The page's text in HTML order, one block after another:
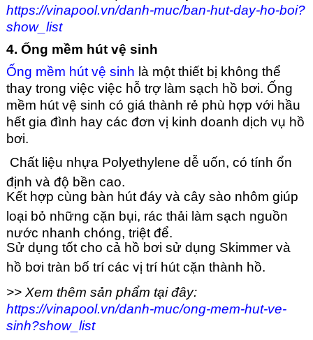
https://vinapool.vn/danh-muc/ban-hut-day-ho-boi?
show_list
4. Ống mềm hút vệ sinh
Ống mềm hút vệ sinh là một thiết bị không thể
thay trong việc việc hỗ trợ làm sạch hồ bơi. Ống
mềm hút vệ sinh có giá thành rẻ phù hợp với hầu
hết gia đình hay các đơn vị kinh doanh dịch vụ hồ
bơi.
Chất liệu nhựa Polyethylene dễ uốn, có tính ổn
định và độ bền cao.
Kết hợp cùng bàn hút đáy và cây sào nhôm giúp
loại bỏ những cặn bụi, rác thải làm sạch nguồn
nước nhanh chóng, triệt để.
Sử dụng tốt cho cả hồ bơi sử dụng Skimmer và
hồ bơi tràn bố trí các vị trí hút cặn thành hồ.
>> Xem thêm sản phẩm tại đây:
https://vinapool.vn/danh-muc/ong-mem-hut-ve-
sinh?show_list